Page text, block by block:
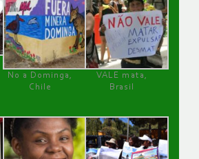
No a Dominga,
Chile
VALE mata,
Brasil